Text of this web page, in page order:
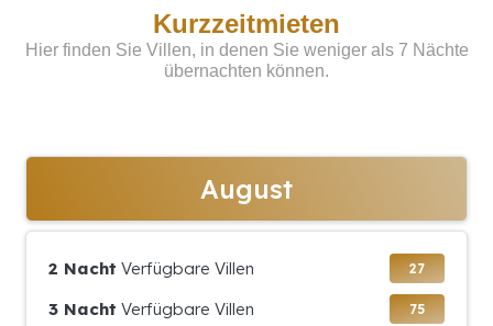
Kurzzeitmieten
Hier finden Sie Villen, in denen Sie weniger als 7 Nächte
übernachten können.
August
2 Nacht Verfügbare Villen 27
3 Nacht Verfügbare Villen 75